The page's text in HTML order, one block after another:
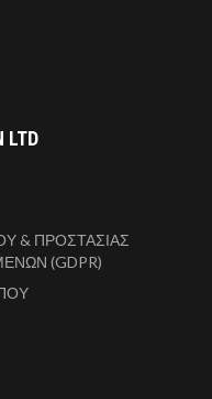
LTD
& ΠΡΟΣΤΑΣΙΑΣ
(GDPR)